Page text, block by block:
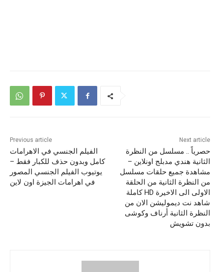
Previous article
الفيلم الجنسي في الاهرامات
كامل وبدون حذف للكبار فقط –
يوتيوب الفيلم الجنسي المصور
في اهرامات الجيزة اون لاين
Next article
حصرياً .. مسلسل من النظرة
الثانية هندي مدبلج اونلاين –
مشاهدة جميع حلقات مسلسل
من النظرة الثانية من الحلقة
الاولى الى الاخيرة HD كاملة
شاهد نت ديموليشن الان من
النظرة الثانية أرناف وكوشى
بدون تشويش